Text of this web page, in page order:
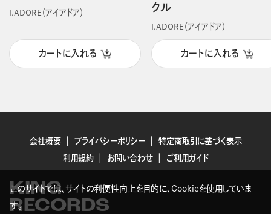
I.ADORE（アイアドア）
カートに入れる
クル
I.ADORE（アイアドア）
カートに入れる
会社概要 プライバシーポリシー
特定商取引に基づく表示
利用規約
お問い合わせ ご利用ガイド
KING
RECORDS
このサイトでは、サイトの利便性向上を目的に、Cookieを使用していま
す。